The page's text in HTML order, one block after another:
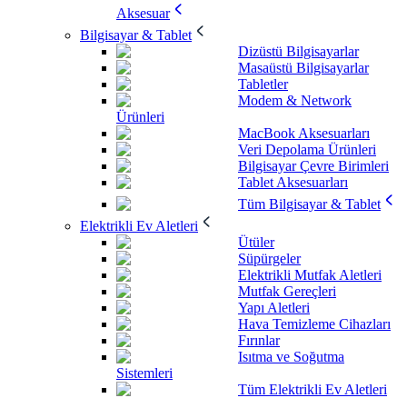
Aksesuar
Bilgisayar & Tablet
Dizüstü Bilgisayarlar
Masaüstü Bilgisayarlar
Tabletler
Modem & Network
Ürünleri
MacBook Aksesuarları
Veri Depolama Ürünleri
Bilgisayar Çevre Birimleri
Tablet Aksesuarları
Tüm Bilgisayar & Tablet
Elektrikli Ev Aletleri
Ütüler
Süpürgeler
Elektrikli Mutfak Aletleri
Mutfak Gereçleri
Yapı Aletleri
Hava Temizleme Cihazları
Fırınlar
Isıtma ve Soğutma
Sistemleri
Tüm Elektrikli Ev Aletleri